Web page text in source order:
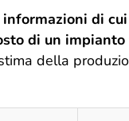
di
di un
della